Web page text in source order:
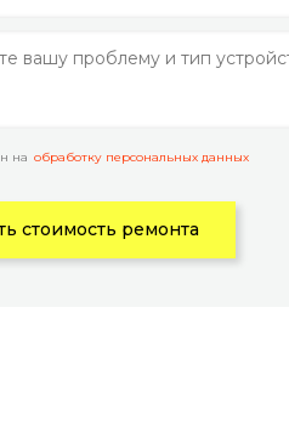
на обработку персональных данных
стоимость ремонта